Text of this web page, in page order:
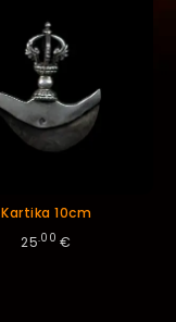
Kartika 10cm
25.00 €